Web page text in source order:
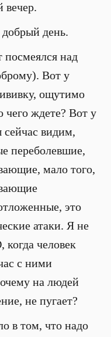
вечер.
день.
посмеялся над
Вот у
ощутимо
чего ждете? Вот у
видим,
переболевшие,
мало того,
это
атаки. Я не
человек
с ними
на людей
не пугает?
в том, что надо